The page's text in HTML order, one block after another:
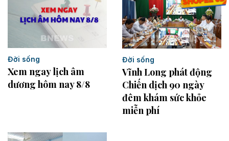
Đời sống
Xem ngay lịch âm
dương hôm nay 8/8
Đời sống
Vĩnh Long phát động
Chiến dịch 90 ngày
đêm khám sức khỏe
miễn phí